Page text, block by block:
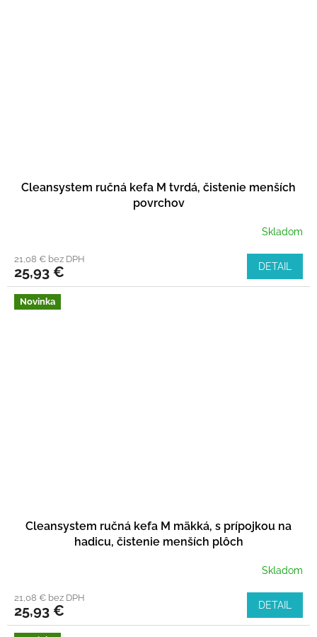
Cleansystem ručná kefa M tvrdá, čistenie menších
povrchov
Skladom
21,08 € bez DPH
25,93 € DETAIL
Novinka
Cleansystem ručná kefa M mäkká, s prípojkou na
hadicu, čistenie menších plôch
Skladom
21,08 € bez DPH
25,93 € DETAIL